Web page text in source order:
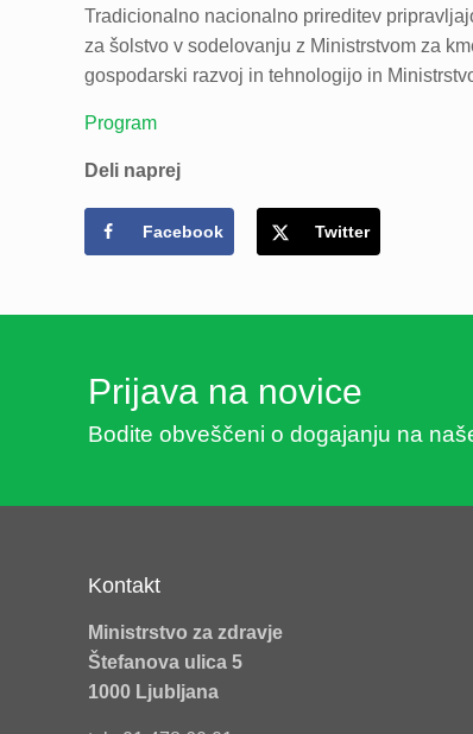
Tradicionalno nacionalno prireditev
za šolstvo v sodelovanju z Ministrstvom za
gospodarski razvoj in tehnologijo in
Program
Deli naprej
Facebook Twitter
Prijava na novice
Bodite obveščeni o dogajanju na
Kontakt
Ministrstvo za zdravje
Štefanova ulica 5
1000 Ljubljana